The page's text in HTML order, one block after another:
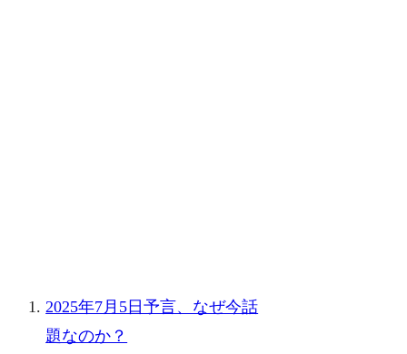
2025年7月5日予言、なぜ今話
題なのか？